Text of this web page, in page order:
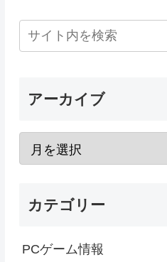
アーカイブ
カテゴリー
PCゲーム情報